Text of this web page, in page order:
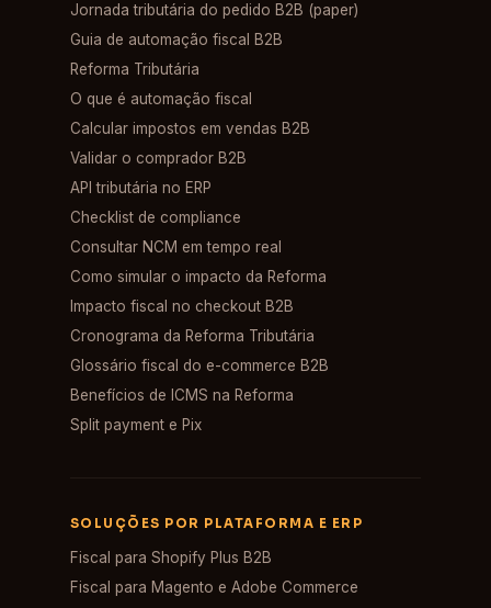
Jornada tributária do pedido B2B (paper)
Guia de automação fiscal B2B
Reforma Tributária
O que é automação fiscal
Calcular impostos em vendas B2B
Validar o comprador B2B
API tributária no ERP
Checklist de compliance
Consultar NCM em tempo real
Como simular o impacto da Reforma
Impacto fiscal no checkout B2B
Cronograma da Reforma Tributária
Glossário fiscal do e-commerce B2B
Benefícios de ICMS na Reforma
Split payment e Pix
SOLUÇÕES POR PLATAFORMA E ERP
Fiscal para Shopify Plus B2B
Fiscal para Magento e Adobe Commerce